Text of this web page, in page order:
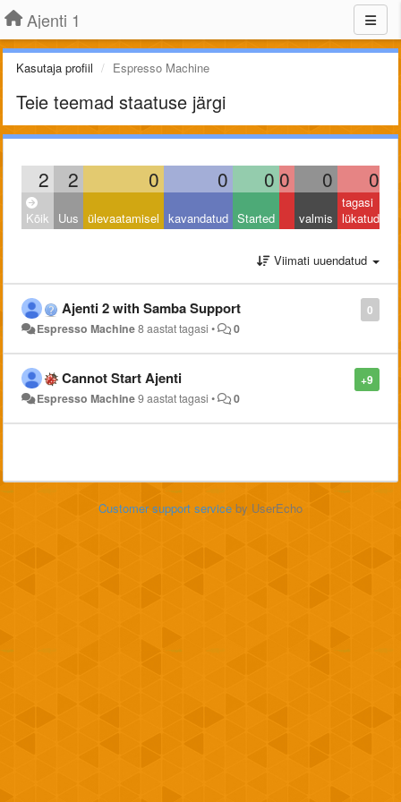
Ajenti 1
Kasutaja profiil Espresso Machine
Teie teemad staatuse järgi
2 2 0 0 0 0 0 0
Kõik Uus ülevaatamisel kavandatud Started valmis
tagasi
lükatud
Viimati uuendatud
0
Ajenti 2 with Samba Support
Espresso Machine8 aastat tagasi • 0
+9
Cannot Start Ajenti
Espresso Machine9 aastat tagasi • 0
Customer support service by UserEcho